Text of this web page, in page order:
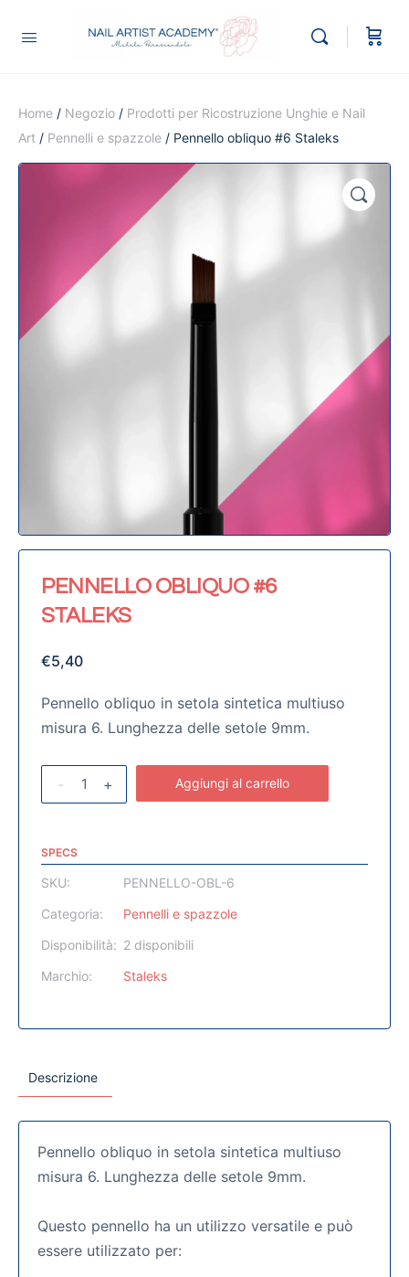
Home / Negozio / Prodotti per Ricostruzione Unghie e Nail
Art / Pennelli e spazzole / Pennello obliquo #6 Staleks
🔍
PENNELLO OBLIQUO #6
STALEKS
€5,40
Pennello obliquo in setola sintetica multiuso
misura 6. Lunghezza delle setole 9mm.
- + Aggiungi al carrello
SPECS
SKU:
PENNELLO-OBL-6
Categoria:
Pennelli e spazzole
Disponibilità: 2 disponibili
Marchio:
Staleks
Descrizione
Pennello obliquo in setola sintetica multiuso
misura 6. Lunghezza delle setole 9mm.
Questo pennello ha un utilizzo versatile e può
essere utilizzato per: